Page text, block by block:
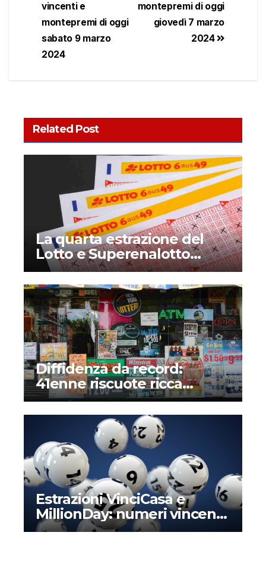
montepremi di oggi
giovedì 7 marzo
2024
vincenti e
montepremi di oggi
sabato 9 marzo
2024
Related Post
La quarta estrazione del
Lotto e Superenalotto
diventerà permanente?
Quando inizia e che novità
introduce?
Diffidenza da record:
41enne riscuote ricca
vincita alla lotteria dopo
mesi – Il perché di una
storia assurda
Estrazioni VinciCasa e
MillionDay: numeri vincenti
e montepremi di oggi